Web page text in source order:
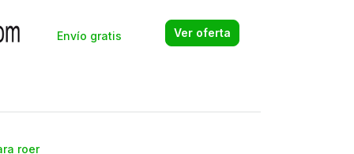
Envío gratis Ver oferta
roer